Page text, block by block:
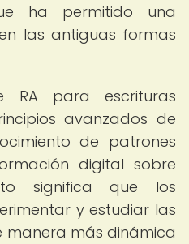
ha permitido una
las antiguas formas
RA para escrituras
avanzados de
de patrones
digital sobre
significa que los
y estudiar las
manera más dinámica